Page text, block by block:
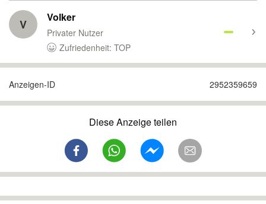
V Volker
Privater Nutzer
Zufriedenheit: TOP
Anzeigen-ID 2952359659
Diese Anzeige teilen